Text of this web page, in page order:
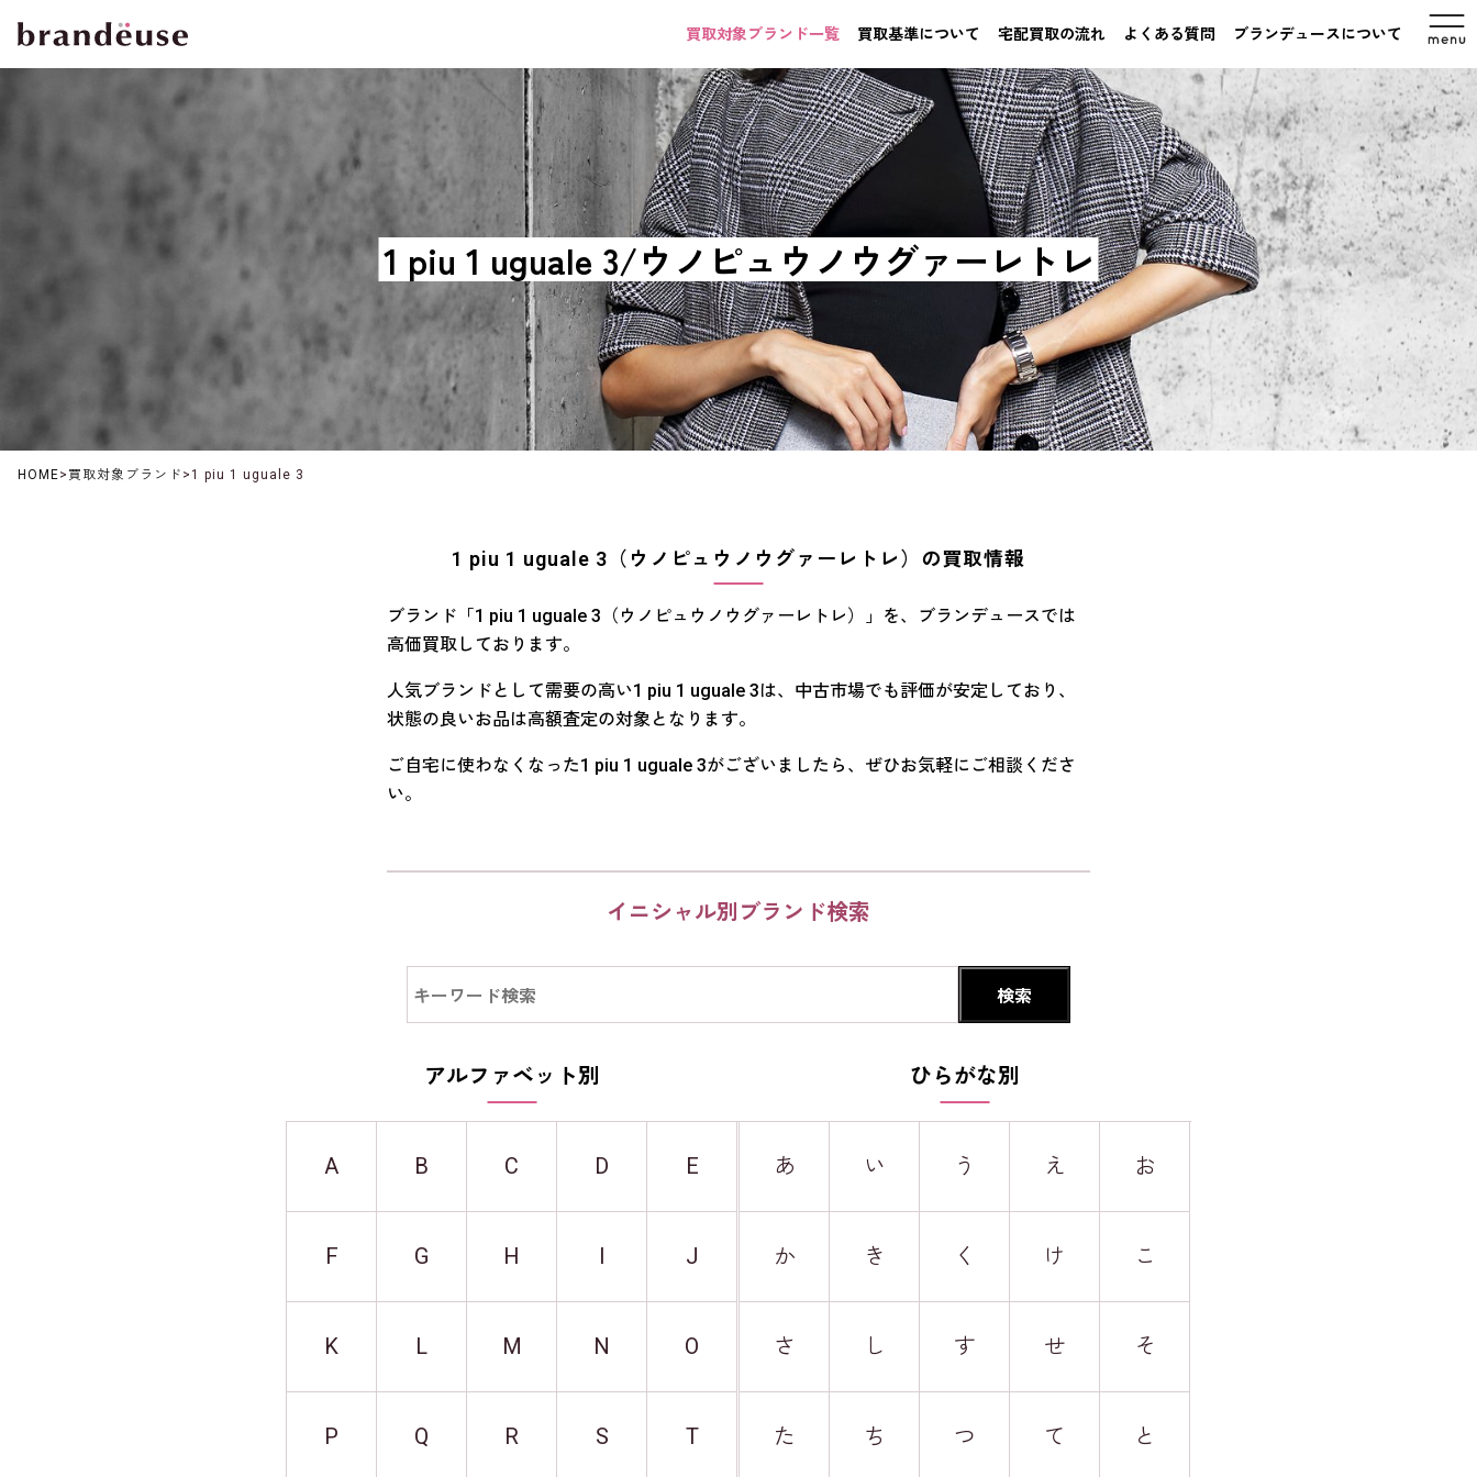
買取対象ブランド一覧 買取基準について 宅配買取の流れ よくある質問 ブランデュースについて
1 piu 1 uguale 3/ウノピュウノウグァーレトレ
HOME> 買取対象ブランド > 1 piu 1 uguale 3
1 piu 1 uguale 3（ウノピュウノウグァーレトレ）の買取情報
ブランド「1 piu 1 uguale 3（ウノピュウノウグァーレトレ）」を、ブランデュースでは
高価買取しております。
人気ブランドとして需要の高い1 piu 1 uguale 3は、中古市場でも評価が安定しており、
状態の良いお品は高額査定の対象となります。
ご自宅に使わなくなった1 piu 1 uguale 3がございましたら、ぜひお気軽にご相談くださ
い。
イニシャル別ブランド検索
アルファベット別
A B C D E
F G H I J
K L M N O
P Q R S T
ひらがな別
あ い う え お
か き く け こ
さ し す せ そ
た ち つ て と